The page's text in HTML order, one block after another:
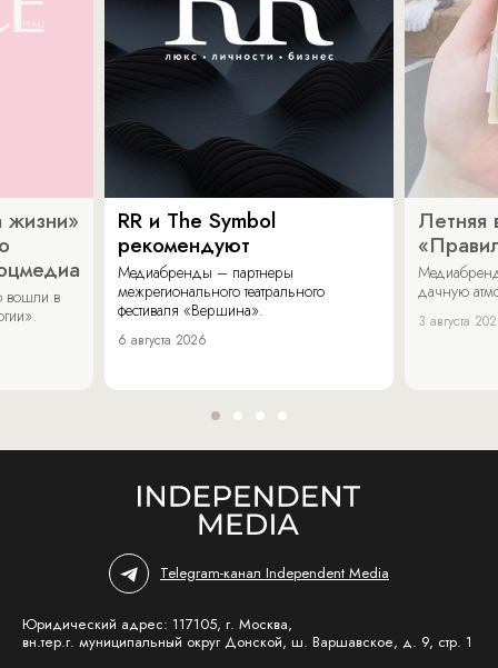
жизни»
вошли в
RR и The Symbol
рекомендуют
Медиабренды – партнеры
межрегионального театрального
фестиваля «Вершина».
6 августа 2026
Летняя
дачную
3 августа
Telegram-канал Independent Media
Юридический адрес: 117105, г. Москва,
вн.тер.г. муниципальный округ Донской, ш. Варшавское, д. 9, стр. 1